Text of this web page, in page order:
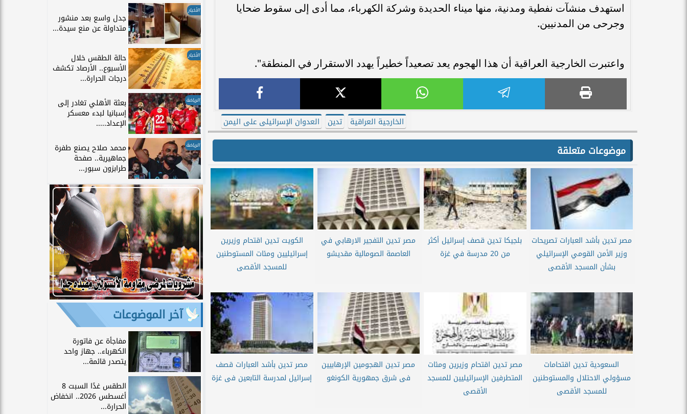
استهدف منشآت نفطية ومدنية، منها ميناء الحديدة وشركة الكهرباء، مما أدى إلى سقوط ضحايا
وجرحى من المدنيين.
واعتبرت الخارجية العراقية أن هذا الهجوم يعد تصعيداً خطيراً يهدد الاستقرار في المنطقة".
الخارجية العراقية تدين العدوان الإسرائيلى على اليمن
موضوعات متعلقة
مصر تدين بأشد العبارات تصريحات
وزير الأمن القومي الإسرائيلي
بشأن المسجد الأقصى
بلجيكا تدين قصف إسرائيل أكثر
من 20 مدرسة في غزة
مصر تدين التفجير الارهابي في
العاصمة الصومالية مقديشو
الكويت تدين اقتحام وزيرين
إسرائيليين ومئات المستوطنين
للمسجد الأقصى
السعودية تدين اقتحامات
مسؤولي الاحتلال والمستوطنين
للمسجد الأقصى
مصر تدين اقتحام وزيرين ومئات
المتطرفين الإسرائيليين للمسجد
الأقصى
مصر تدين الهجومين الإرهابيين
فى شرق جمهورية الكونغو
مصر تدين بأشد العبارات قصف
إسرائيل لمدرسة التابعين فى غزة
الأخبار
جدل واسع بعد منشور
متداولة عن منع سيدة...
الأخبار حالة الطقس خلال
الأسبوع.. الأرصاد تكشف
درجات الحرارة...
الرياضة بعثة الأهلي تغادر إلى
إسبانيا لبدء معسكر
الإعداد.....
الرياضة محمد صلاح يصنع طفرة
جماهيرية.. صفحة
طرابزون سبور...
آخر الموضوعات
مفاجأة عن فاتورة
الكهرباء.. جهاز واحد
يتصدر قائمة...
الطقس غدًا السبت 8
أغسطس 2026.. انخفاض
الحرارة...